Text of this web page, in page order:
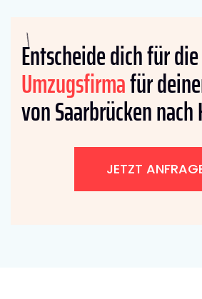
Entscheide dich für die
Umzugsfirmafür
von Saarbrücken
JETZT